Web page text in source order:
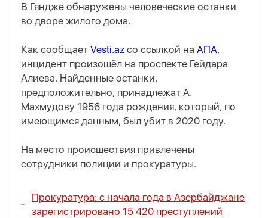
В Гяндже обнаружены человеческие останки
во дворе жилого дома.
Как сообщает Vesti.az со ссылкой на АПА,
инцидент произошёл на проспекте Гейдара
Алиева. Найденные останки,
предположительно, принадлежат А.
Махмудову 1956 года рождения, который, по
имеющимся данным, был убит в 2020 году.
На место происшествия привлечены
сотрудники полиции и прокуратуры.
Прокуратура: с начала года в Азербайджане
зарегистрировано 15 420 преступлений